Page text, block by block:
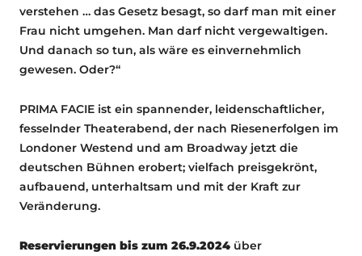
verstehen … das Gesetz besagt, so darf man mit einer
Frau nicht umgehen. Man darf nicht vergewaltigen.
Und danach so tun, als wäre es einvernehmlich
gewesen. Oder?“
PRIMA FACIE ist ein spannender, leidenschaftlicher,
fesselnder Theaterabend, der nach Riesenerfolgen im
Londoner Westend und am Broadway jetzt die
deutschen Bühnen erobert; vielfach preisgekrönt,
aufbauend, unterhaltsam und mit der Kraft zur
Veränderung.
Reservierungen bis zum 26.9.2024 über